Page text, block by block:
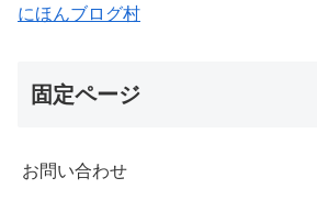
にほんブログ村
固定ページ
お問い合わせ